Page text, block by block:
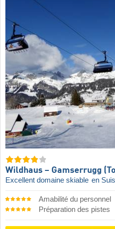
Wildhaus – Gamserrugg
Excellent domaine skiable en
Amabilité du personnel
Préparation des pistes